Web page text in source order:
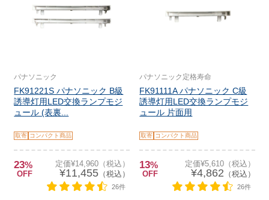
パナソニック
FK91221S パナソニック B級
誘導灯用LED交換ランプモジ
ュール (表裏...
取寄 コンパクト商品
23%
OFF
定価¥14,960（税込）
¥11,455（税込）
26件
パナソニック定格寿命
FK91111A パナソニック C級
誘導灯用LED交換ランプモジ
ュール 片面用
取寄 コンパクト商品
13%
OFF
定価¥5,610（税込）
¥4,862 （税込）
26件